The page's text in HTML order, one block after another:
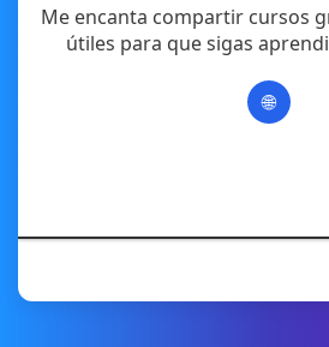
Me encanta compartir cursos
útiles para que sigas
🌐